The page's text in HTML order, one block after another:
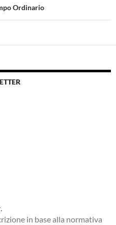
Ordinario
in base alla normativa